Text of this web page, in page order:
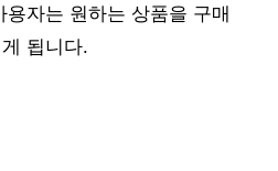
자는 원하는 상품을 구매
됩니다.